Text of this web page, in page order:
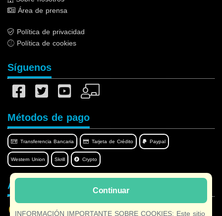
Continuar
INFORMACIÓN IMPORTANTE SOBRE COOKIES: Este sitio
Área de prensa
Política de privacidad
Política de cookies
Síguenos
Métodos de pago
Transferencia Bancaria Tarjeta de Crédito Paypal
Western Union Skrill Crypto
Afilnet en su idioma